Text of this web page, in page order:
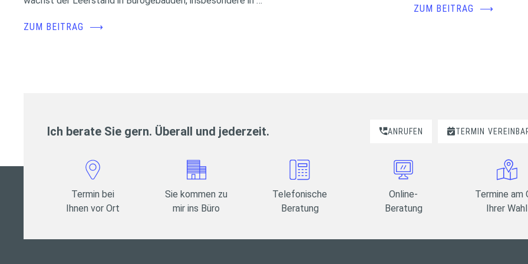
ZUM BEITRAG ⟶
ZUM BEITRAG ⟶
Ich berate Sie gern. Überall und jederzeit. ANRUFEN TERMIN
Termin bei
Ihnen vor Ort
Sie kommen zu
mir ins Büro
Telefonische
Beratung
Online-
Beratung
Termine am
Ihrer Wahl